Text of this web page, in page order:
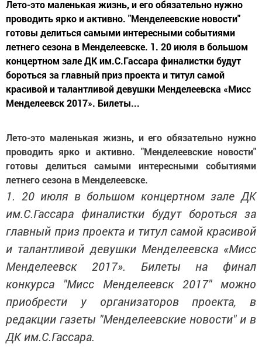
Лето-это маленькая жизнь, и его обязательно нужно
проводить ярко и активно. "Менделеевские новости"
готовы делиться самыми интересными событиями
летнего сезона в Менделеевске. 1. 20 июля в большом
концертном зале ДК им.С.Гассара финалистки будут
бороться за главный приз проекта и титул самой
красивой и талантливой девушки Менделеевска «Мисс
Менделеевск 2017». Билеты...
Лето-это маленькая жизнь, и его обязательно нужно
проводить ярко и активно. "Менделеевские новости"
готовы делиться самыми интересными событиями
летнего сезона в Менделеевске.
1. 20 июля в большом концертном зале ДК
им.С.Гассара финалистки будут бороться за
главный приз проекта и титул самой красивой
и талантливой девушки Менделеевска «Мисс
Менделеевск 2017». Билеты на финал
конкурса "Мисс Менделеевск 2017" можно
приобрести у организаторов проекта, в
редакции газеты "Менделеевские новости" и в
ДК им.С.Гассара.